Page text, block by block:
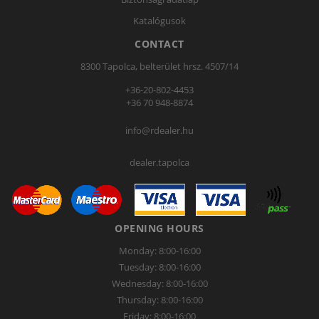
Katalógusok
CONTACT
8300 Tapolca, belterület hrsz. 4507/14
+36-20-802-4453
+36 70 948-8874
info@rdealer.hu
dealer.tapolca
OPENING HOURS
Monday: 8:00-16:00
Tuesday: 8:00-16:00
Wednesday: 8:00-16:00
Thursday: 8:00-16:00
Friday: 8:00-16:00